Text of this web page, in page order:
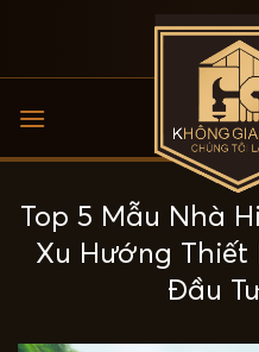
Top 5 Mẫu Nhà
Xu Hướng Thiết
Đầu